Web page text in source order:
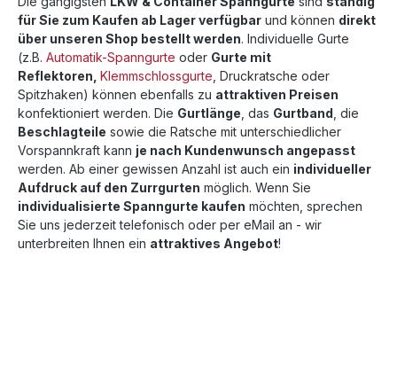
für Sie zum Kaufen ab Lager verfügbar und können direkt
über unseren Shop bestellt werden. Individuelle Gurte
(z.B. Automatik-Spanngurte oder Gurte mit
Reflektoren, Klemmschlossgurte , Druckratsche oder
Spitzhaken) können ebenfalls zu attraktiven Preisen
konfektioniert werden. Die Gurtlänge , das Gurtband , die
Beschlagteile sowie die Ratsche mit unterschiedlicher
Vorspannkraft kann je nach Kundenwunsch angepasst
werden. Ab einer gewissen Anzahl ist auch ein individueller
Aufdruck auf den Zurrgurten möglich. Wenn Sie
individualisierte Spanngurte kaufen möchten, sprechen
Sie uns jederzeit telefonisch oder per eMail an - wir
unterbreiten Ihnen ein attraktives Angebot!